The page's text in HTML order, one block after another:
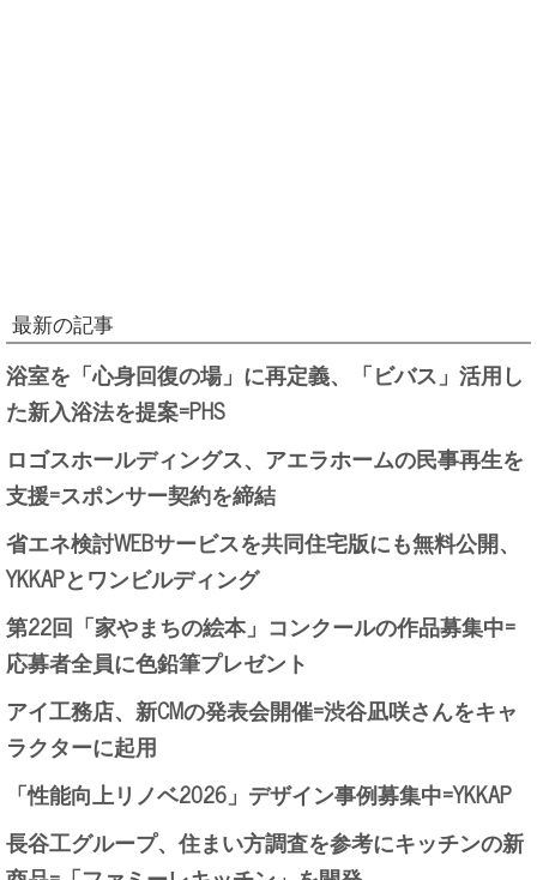
最新の記事
浴室を「心身回復の場」に再定義、「ビバス」活用し
た新入浴法を提案=PHS
ロゴスホールディングス、アエラホームの民事再生を
支援=スポンサー契約を締結
省エネ検討WEBサービスを共同住宅版にも無料公開、
YKKAPとワンビルディング
第22回「家やまちの絵本」コンクールの作品募集中=
応募者全員に色鉛筆プレゼント
アイ工務店、新CMの発表会開催=渋谷凪咲さんをキャ
ラクターに起用
「性能向上リノベ2026」デザイン事例募集中=YKKAP
長谷工グループ、住まい方調査を参考にキッチンの新